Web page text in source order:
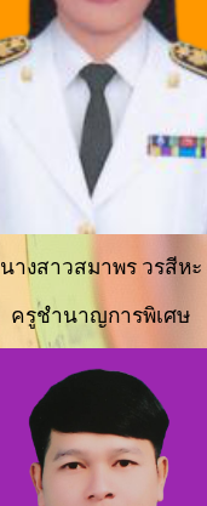
นางสาวสมาพร วรสีหะ
ครูชำนาญการพิเศษ